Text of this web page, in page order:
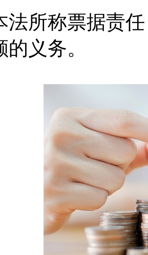
称票据责任
义务。